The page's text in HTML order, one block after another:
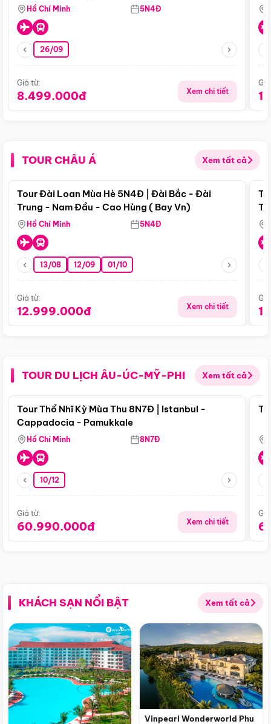
Hồ Chí Minh 5N4Đ
26/09
Giá từ:
8.499.000đ Xem chi tiết
TOUR CHÂU Á Xem tất cả
Điểm nổi bật
Tour Đài Loan Mùa Hè 5N4Đ | Đài Bắc - Đài
Trung - Nam Đầu - Cao Hùng ( Bay Vn)
Hồ Chí Minh 5N4Đ
13/08 12/09 01/10
Giá từ:
12.999.000đ Xem chi tiết
TOUR DU LỊCH ÂU-ÚC-MỸ-PHI Xem tất cả
Điểm nổi bật
Tour Thổ Nhĩ Kỳ Mùa Thu 8N7Đ | Istanbul -
Cappadocia - Pamukkale
Hồ Chí Minh 8N7Đ
10/12
Giá từ:
60.990.000đ Xem chi tiết
KHÁCH SẠN NỔI BẬT Xem tất cả
Vinpearl Wonderworld Phu